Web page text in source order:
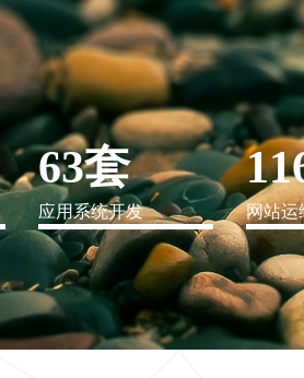
解决方案
递是否做到更新、更全、更
快
63套
应用系统开发 网站运